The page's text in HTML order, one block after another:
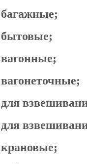
багажные;
бытовые;
вагонные;
вагонеточные;
для
для
крановые;